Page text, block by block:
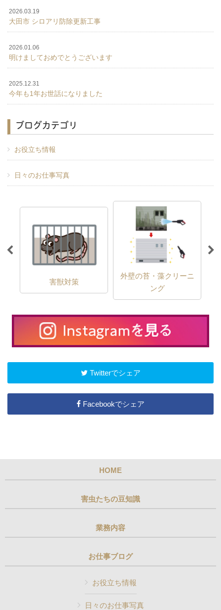
2026.03.19
大田市 シロアリ防除更新工事
2026.01.06
明けましておめでとうございます
2025.12.31
今年も1年お世話になりました
ブログカテゴリ
お役立ち情報
日々のお仕事写真
害獣対策
外壁の苔・藻クリーニ
ング
Twitterでシェア
Facebookでシェア
HOME
害虫たちの豆知識
業務内容
お仕事ブログ
お役立ち情報
日々のお仕事写真